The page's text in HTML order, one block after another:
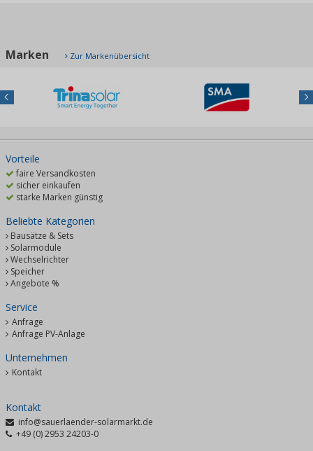
Marken Zur Markenübersicht
Vorteile
faire Versandkosten
sicher einkaufen
starke Marken günstig
Beliebte Kategorien
Bausätze & Sets
Solarmodule
Wechselrichter
Speicher
Angebote %
Service
Anfrage
Anfrage PV-Anlage
Unternehmen
Kontakt
Kontakt
info@sauerlaender-solarmarkt.de
+49 (0) 2953 24203-0